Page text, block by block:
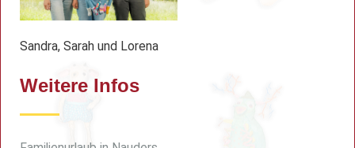
Sandra, Sarah und Lorena
Weitere Infos